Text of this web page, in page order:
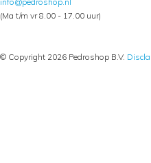
(Ma t/m vr 8.00 - 17.00 uur)
© Copyright 2026 Pedroshop B.V.